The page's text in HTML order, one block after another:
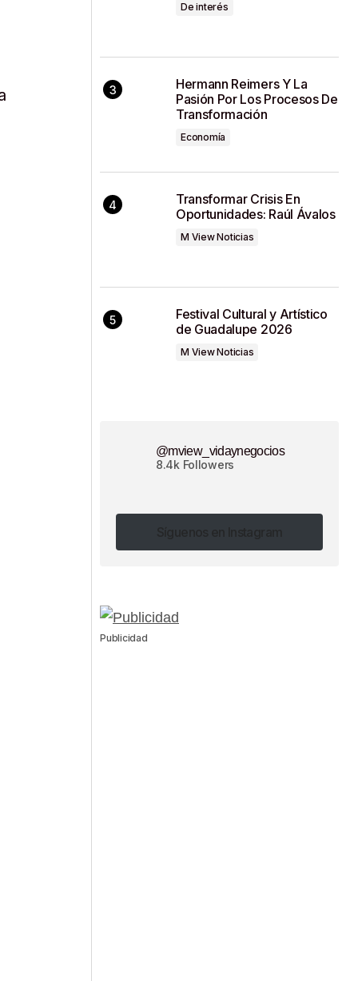
De interés
Hermann Reimers Y La
Pasión Por Los Procesos De
Transformación
Economía
Transformar Crisis En
Oportunidades: Raúl Ávalos
M View Noticias
Festival Cultural y Artístico
de Guadalupe 2026
M View Noticias
@mview_vidaynegocios
8.4k Followers
Síguenos en Instagram
Síguenos en Instagram
Publicidad